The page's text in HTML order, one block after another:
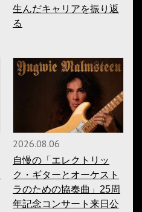
生んだキャリアを振り返
る
2026.08.06
自慢の「エレクトリッ
ク・ギターとオーケスト
ラのための協奏曲」25周
年記念コンサート来日公